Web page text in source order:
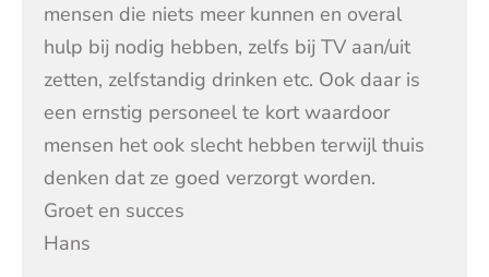
mensen die niets meer kunnen en overal
hulp bij nodig hebben, zelfs bij TV aan/uit
zetten, zelfstandig drinken etc. Ook daar is
een ernstig personeel te kort waardoor
mensen het ook slecht hebben terwijl thuis
denken dat ze goed verzorgt worden.
Groet en succes
Hans